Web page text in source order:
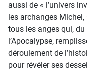
aussi de « l’univers
les archanges Michel,
tous les anges qui,
l’Apocalypse,
déroulement de
pour révéler ses